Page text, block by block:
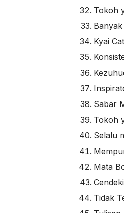
Tokoh
Kyai
Sabar
Tokoh
Selalu
Mata
Tidak